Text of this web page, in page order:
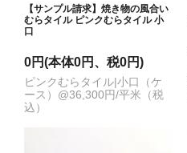
【サンプル請求】焼き物の風合い
むらタイル ピンクむらタイル 小
口
0円(本体0円、税0円)
ピンクむらタイル|小口（ケ
ース）@36,300円/平米（税
込）